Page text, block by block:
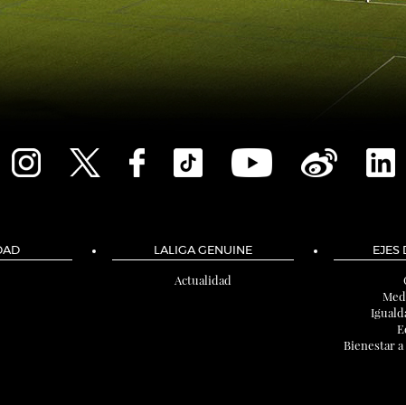
LALIGA GENUINE
Actualidad
EJES
Bienestar